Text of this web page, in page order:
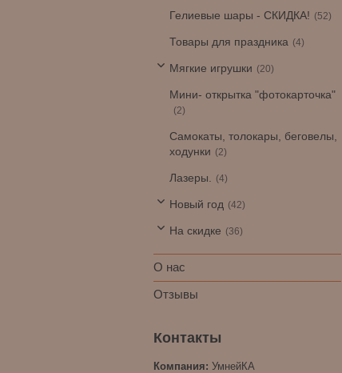
Гелиевые шары - СКИДКА! 52
Товары для праздника 4
Мягкие игрушки 20
Мини- открытка "фотокарточка"
2
Самокаты, толокары, беговелы,
ходунки
2
Лазеры. 4
Новый год 42
На скидке 36
О нас
Отзывы
УмнейКА